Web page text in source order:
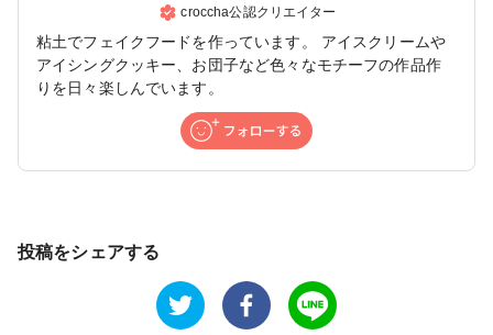
croccha公認クリエイター
粘土でフェイクフードを作っています。 アイスクリームや
アイシングクッキー、お団子など色々なモチーフの作品作
りを日々楽しんでいます。
投稿をシェアする